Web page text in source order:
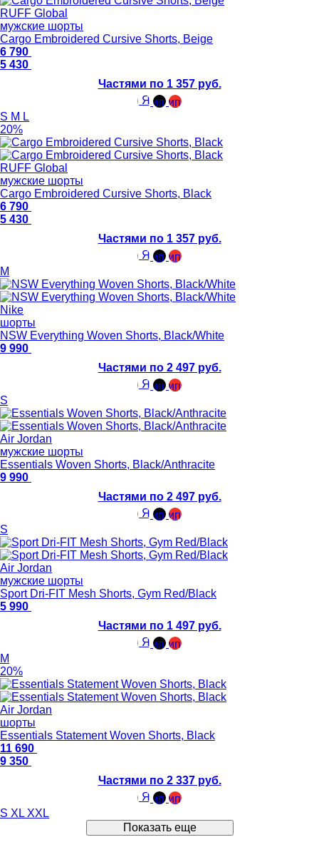
RUFF Global
мужские шорты
Cargo Embroidered Cursive Shorts, Beige
6 790
5 430
Частями по 1 357 руб.
S M L
20%
RUFF Global
мужские шорты
Cargo Embroidered Cursive Shorts, Black
6 790
5 430
Частями по 1 357 руб.
M
Nike
шорты
NSW Everything Woven Shorts, Black/White
9 990
Частями по 2 497 руб.
S
Air Jordan
мужские шорты
Essentials Woven Shorts, Black/Anthracite
9 990
Частями по 2 497 руб.
S
Air Jordan
мужские шорты
Sport Dri-FIT Mesh Shorts, Gym Red/Black
5 990
Частями по 1 497 руб.
M
20%
Air Jordan
шорты
Essentials Statement Woven Shorts, Black
11 690
9 350
Частями по 2 337 руб.
S XL XXL
Показать еще